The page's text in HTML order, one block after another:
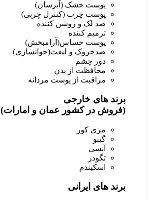
پوست خشک (آبرسان)
پوست چرب (کنترل چربی)
ضد لک و روشن کننده
ترمیم کننده
پوست حساس(آرامبخش)
ضدچروک و لیفت(جوانسازی)
دور چشم
محافظت از بدن
مراقبت از پوست مردانه
برند های خارجی
(فروش در کشور عمان و امارات)
مری کور
گینو
آنسی
تگودر
اسکیندم
برند های ایرانی